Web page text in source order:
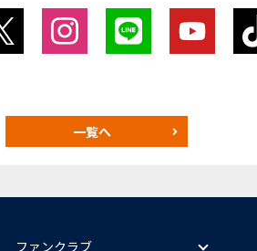
一覧へ
ファンクラブ